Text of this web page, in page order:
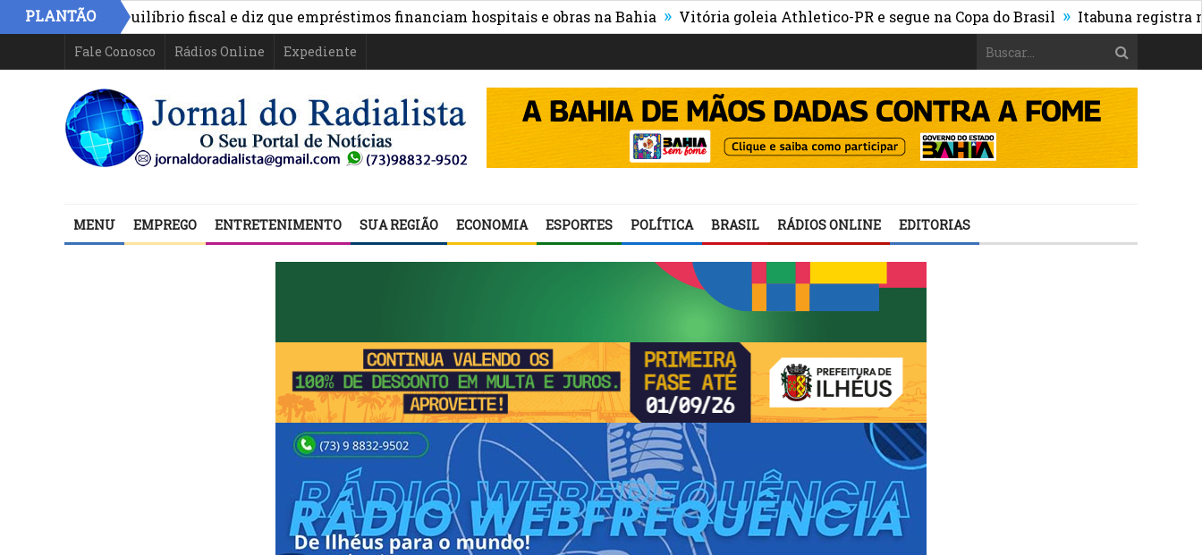
PLANTÃO
equilíbrio fiscal e diz que empréstimos financiam hospitais e obras na Bahia » Vitória goleia Athletico-PR e segue na Copa do Brasil » Itabuna registra maior
Fale Conosco Rádios Online Expediente
MENU EMPREGO ENTRETENIMENTO SUA REGIÃO ECONOMIA ESPORTES POLÍTICA BRASIL RÁDIOS ONLINE EDITORIAS